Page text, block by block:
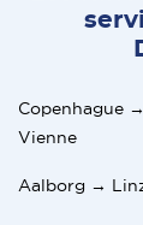
Copenhague →
Vienne
Aalborg →